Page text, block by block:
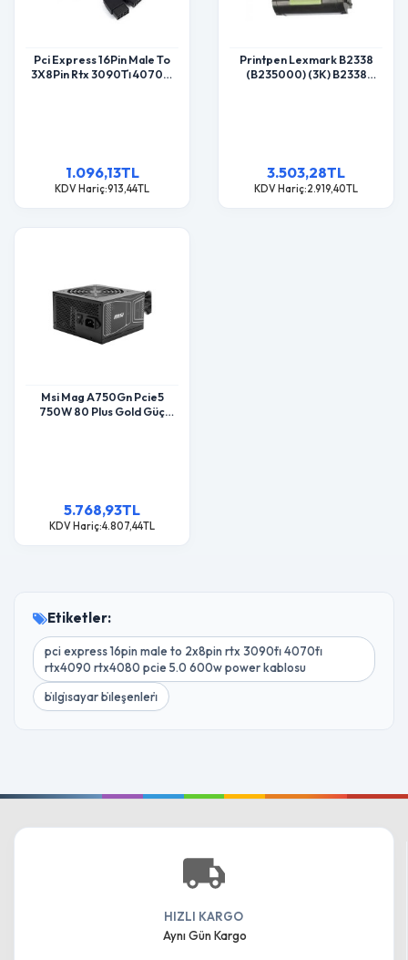
Pci Express 16Pin Male To
3X8Pin Rtx 3090Ti̇ 4070Ti̇
1.096,13TL
KDV Hariç:913,44TL
Printpen Lexmark B2338
(B235000) (3K) B2338
3.503,28TL
KDV Hariç:2.919,40TL
Msi Mag A750Gn Pcie5
750W 80 Plus Gold Güç
5.768,93TL
KDV Hariç:4.807,44TL
Etiketler:
pci express 16pin male to 2x8pin rtx 3090ti̇ 4070ti̇
rtx4090 rtx4080 pcie 5.0 600w power kablosu
bi̇lgi̇sayar bi̇leşenleri̇
HIZLI KARGO
Aynı Gün Kargo